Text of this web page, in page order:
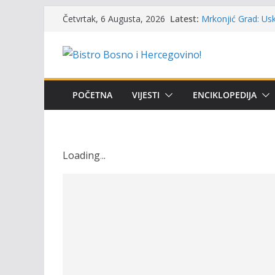
content
Četvrtak, 6 Augusta, 2026 Latest: Mrkonjić Grad:
osvojili prelazni
Masovni pomor
POČETNA VIJESTI ENCIKLOPEDIJA
Loading...